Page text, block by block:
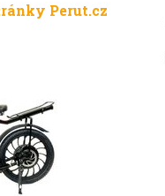
Perut.cz